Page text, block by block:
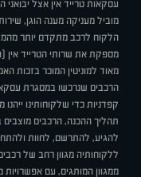
עסקאות טרייד אין אצל
מוביל מעניקה מענה הוגן,
הלקוח לרכב מתקדם יותר
מספקת את שרותי הטרייד אין
מאוד למוניטין המוכר בזכות
הרכבים שנרכשו במסגרת
קפדניות כדי שלקוחותינו
תהליך ההכנה, הרכבים מוצבים
להגיע, להתרשם, לחוות
ללקוחותיה מגוון רחב של
ממגוון המותגים, עם אפשרויות